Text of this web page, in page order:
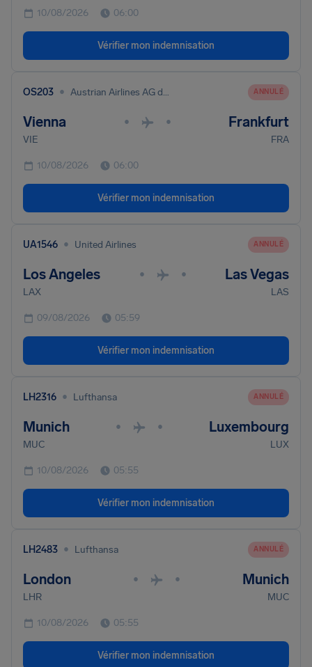
10/08/2026 06:00
Vérifier mon indemnisation
OS203 • Austrian Airlines AG dba Austrian ANNULÉ
Vienna • • Frankfurt
VIE FRA
10/08/2026 06:00
Vérifier mon indemnisation
UA1546 • United Airlines ANNULÉ
Los Angeles • • Las Vegas
LAX LAS
09/08/2026 05:59
Vérifier mon indemnisation
LH2316 • Lufthansa ANNULÉ
Munich • • Luxembourg
MUC LUX
10/08/2026 05:55
Vérifier mon indemnisation
LH2483 • Lufthansa ANNULÉ
London • • Munich
LHR MUC
10/08/2026 05:55
Vérifier mon indemnisation